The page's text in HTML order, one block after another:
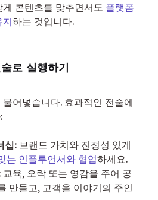
콘텐츠를 맞추면서도 플랫폼
지하는 것입니다.
로 실행하기
어넣습니다. 효과적인 전술에
십: 브랜드 가치와 진정성 있게
는 인플루언서와 협업하세요.
교육, 오락 또는 영감을 주어 공
만들고, 고객을 이야기의 주인